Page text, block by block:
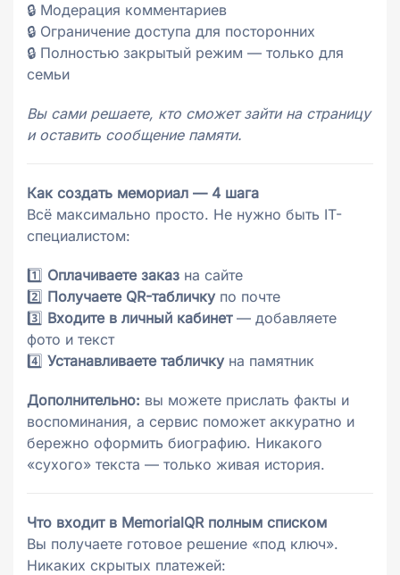
🔒 Модерация комментариев
🔒 Ограничение доступа для посторонних
🔒 Полностью закрытый режим — только для
семьи
Вы сами решаете, кто сможет зайти на страницу
и оставить сообщение памяти.
Как создать мемориал — 4 шага
Всё максимально просто. Не нужно быть IT-
специалистом:
1️⃣ Оплачиваете заказ на сайте
2️⃣ Получаете QR-табличку по почте
3️⃣ Входите в личный кабинет— добавляете
фото и текст
4️⃣ Устанавливаете табличку на памятник
Дополнительно: вы можете прислать факты и
воспоминания, а сервис поможет аккуратно и
бережно оформить биографию. Никакого
«сухого» текста — только живая история.
Что входит в MemorialQR полным списком
Вы получаете готовое решение «под ключ».
Никаких скрытых платежей: